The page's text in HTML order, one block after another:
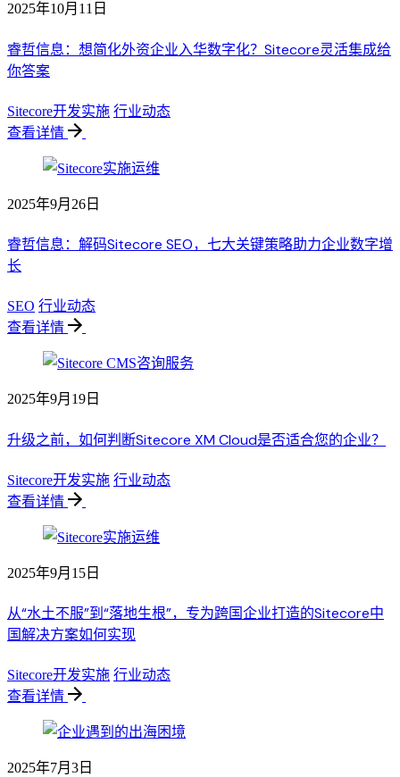
2025年10月11日
睿哲信息：想简化外资企业入华数字化？Sitecore灵活集成给
你答案
Sitecore开发实施 行业动态
查看详情
2025年9月26日
睿哲信息：解码Sitecore SEO，七大关键策略助力企业数字增
长
SEO 行业动态
查看详情
2025年9月19日
升级之前，如何判断Sitecore XM Cloud是否适合您的企业？
Sitecore开发实施 行业动态
查看详情
2025年9月15日
从“水土不服”到“落地生根”，专为跨国企业打造的Sitecore中
国解决方案如何实现
Sitecore开发实施 行业动态
查看详情
2025年7月3日